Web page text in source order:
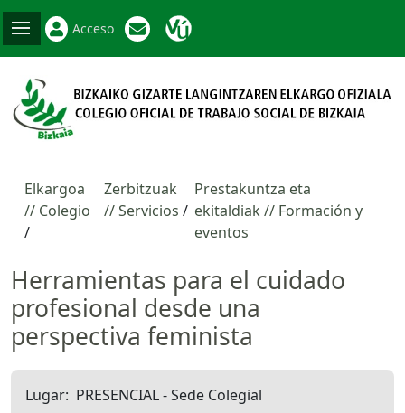
Acceso
Elkargoa
// Colegio
Zerbitzuak
// Servicios
Prestakuntza eta
ekitaldiak // Formación y
eventos
Herramientas para el cuidado
profesional desde una
perspectiva feminista
Lugar PRESENCIAL - Sede Colegial